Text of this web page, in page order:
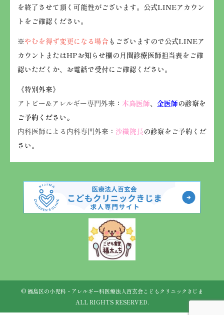
を終了させて頂く可能性がございます。公式LINEアカウン
トをご確認ください。
※やむを得ず変更になる場合 もございますので公式LINEア
カウントまたはHPお知らせ欄の月間診療医師担当表をご確
認いただくか、お電話で受付にご確認ください。
《特別外来》
アトピー&アレルギー専門外来 ： 木島医師、 金医師の診察を
ご予約ください。
内科医師による内科専門外来 ： 沙織院長の診察をご予約くだ
さい。
© 福島区の小児科・アレルギー科医療法人百玄会こどもクリニックきじま
ALL RIGHTS RESERVED.